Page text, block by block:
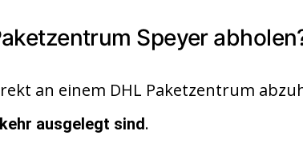
Speyer
an einem DHL Paketzentrum
ausgelegt sind.